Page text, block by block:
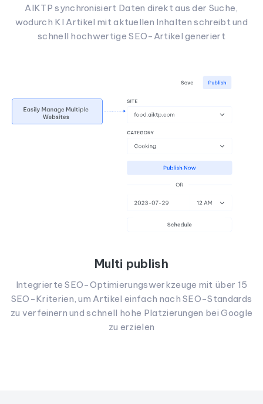
AIKTP synchronisiert Daten direkt aus der Suche,
wodurch KI Artikel mit aktuellen Inhalten schreibt und
schnell hochwertige SEO-Artikel generiert
Multi publish
Integrierte SEO-Optimierungswerkzeuge mit über 15
SEO-Kriterien, um Artikel einfach nach SEO-Standards
zu verfeinern und schnell hohe Platzierungen bei Google
zu erzielen